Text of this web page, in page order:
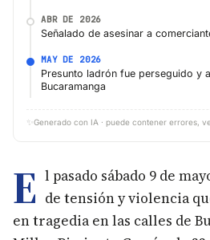
ABR DE 2026
Señalado de asesinar a
MAY DE 2026
Presunto ladrón fue perseguido y
Bucaramanga
✨ Generado con IA · puede contener errores,
E l pasado sábado 9 de
de tensión y violencia
en tragedia en las calles de